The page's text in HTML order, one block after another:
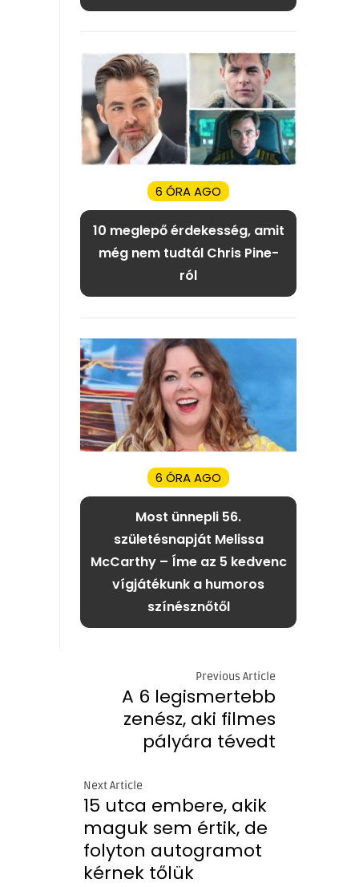
6 ÓRA AGO
10 meglepő érdekesség, amit
még nem tudtál Chris Pine-
ról
6 ÓRA AGO
Most ünnepli 56.
születésnapját Melissa
McCarthy – Íme az 5 kedvenc
vígjátékunk a humoros
színésznőtől
Previous Article
A 6 legismertebb
zenész, aki filmes
pályára tévedt
Next Article
15 utca embere, akik
maguk sem értik, de
folyton autogramot
kérnek tőlük